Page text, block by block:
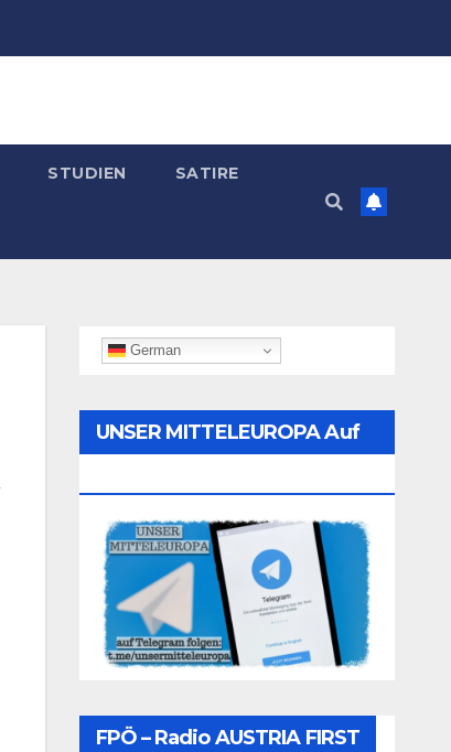
STUDIEN SATIRE
German
UNSER MITTELEUROPA Auf
FPÖ – Radio AUSTRIA FIRST